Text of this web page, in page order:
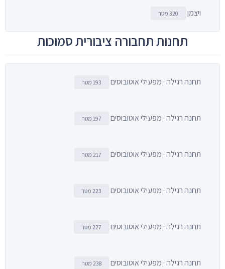
ויצמן 320 מטר
תחנות תחבורה ציבורית סמוכות
תחנה רגילה · מפעילי אוטובוסים 193 מטר
תחנה רגילה · מפעילי אוטובוסים 197 מטר
תחנה רגילה · מפעילי אוטובוסים 217 מטר
תחנה רגילה · מפעילי אוטובוסים 223 מטר
תחנה רגילה · מפעילי אוטובוסים 227 מטר
תחנה רגילה · מפעילי אוטובוסים 238 מטר